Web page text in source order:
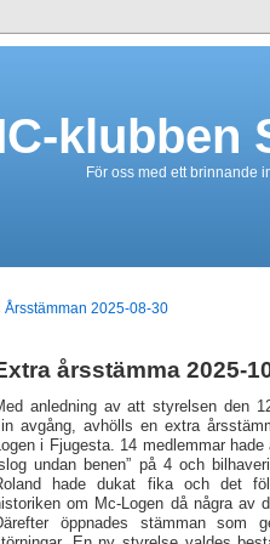
klubben
För oss med ett brinnande
Årsstämman 2025-08-30
årsstämma 2025-
anledning av att styrelsen den
avgång, avhölls en extra
i Fjugesta. 14 medlemmar
undan benen” på 4 och
hade dukat fika och det
om Mc-Logen då några av
öppnades stämman som